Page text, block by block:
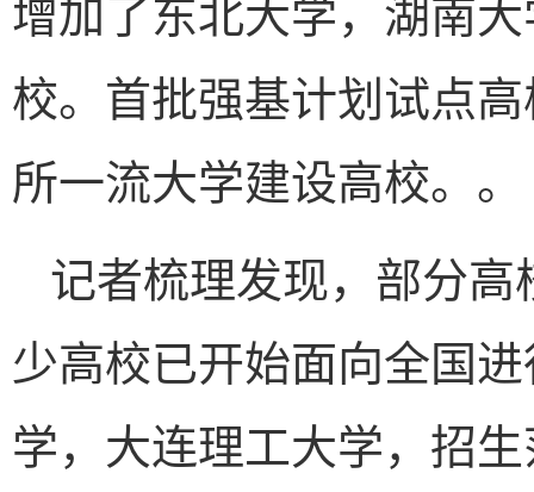
校。首批强基计划试点
所一流大学建设高校。。
记者梳理发现，部分
少高校已开始面向全国
学，大连理工大学，招